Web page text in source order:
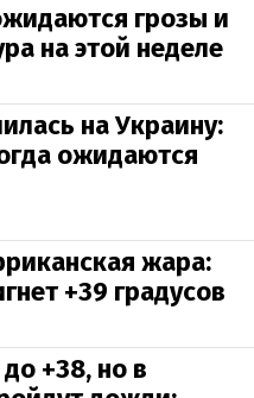
грозы и
на этой неделе
на Украину:
ожидаются
жара:
+39 градусов
+38, но в